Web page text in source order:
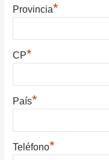
Provincia*
CP*
País*
Teléfono*